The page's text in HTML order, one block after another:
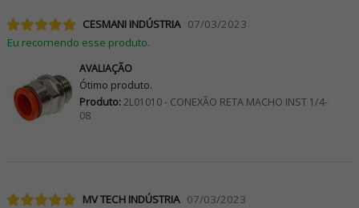
CESMANI INDÚSTRIA 07/03/2023
Eu recomendo esse produto.
AVALIAÇÃO
Ótimo produto.
Produto:2L01010 - CONEXÃO RETA MACHO INST 1/4-
08
MV TECH INDÚSTRIA 07/03/2023